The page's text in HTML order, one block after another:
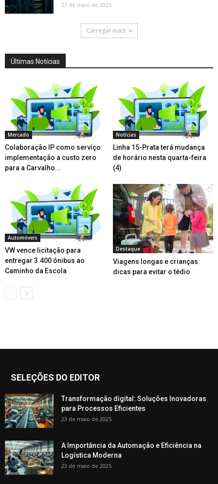
21 de maio de 2025
Carregar mais
Últimas Notícias
Mercado
Colaboração IP como serviço:
implementação a custo zero
para a Carvalho...
Notícias
Linha 15-Prata terá mudança
de horário nesta quarta-feira
(4)
Automóveis
VW vence licitação para
entregar 3.400 ônibus ao
Caminho da Escola
Destaque
Viagens longas e crianças:
dicas para evitar o tédio
SELEÇÕES DO EDITOR
Transformação digital: Soluções Inovadoras
para Processos Eficientes
23 de maio de 2025
A Importância da Automação e Eficiência na
Logística Moderna
23 de maio de 2025